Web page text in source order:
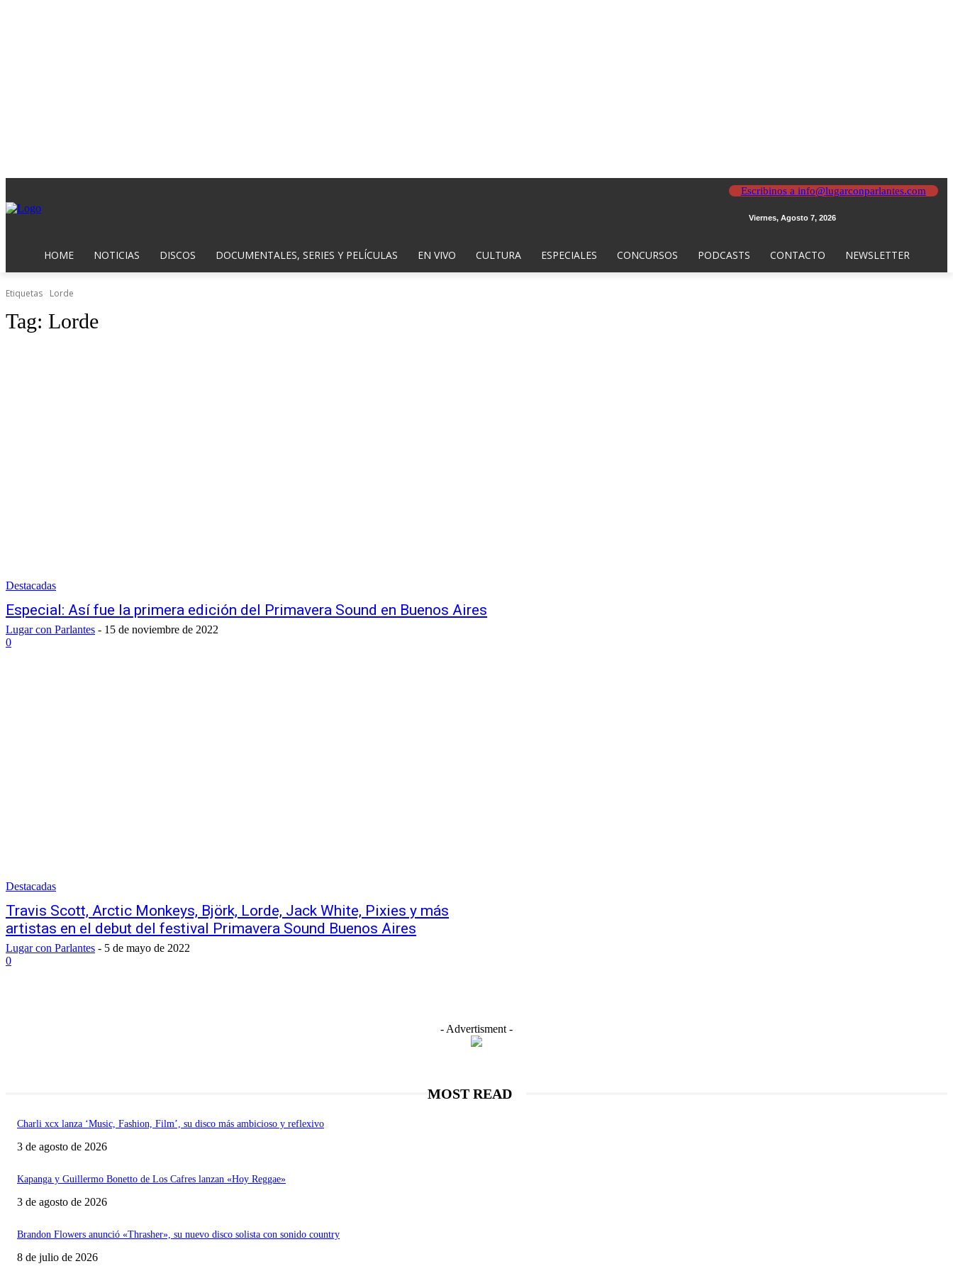
Escribinos a info@lugarconparlantes.com
Viernes, Agosto 7, 2026
HOME NOTICIAS DISCOS DOCUMENTALES, SERIES Y PELÍCULAS EN VIVO CULTURA ESPECIALES CONCURSOS PODCASTS CONTACTO NEWSLETTER
Etiquetas Lorde
Tag: Lorde
Destacadas
Especial: Así fue la primera edición del Primavera Sound en Buenos Aires
Lugar con Parlantes - 15 de noviembre de 2022
0
Destacadas
Travis Scott, Arctic Monkeys, Björk, Lorde, Jack White, Pixies y más
artistas en el debut del festival Primavera Sound Buenos Aires
Lugar con Parlantes - 5 de mayo de 2022
0
- Advertisment -
MOST READ
Charli xcx lanza ‘Music, Fashion, Film’, su disco más ambicioso y reflexivo
3 de agosto de 2026
Kapanga y Guillermo Bonetto de Los Cafres lanzan «Hoy Reggae»
3 de agosto de 2026
Brandon Flowers anunció «Thrasher», su nuevo disco solista con sonido country
8 de julio de 2026